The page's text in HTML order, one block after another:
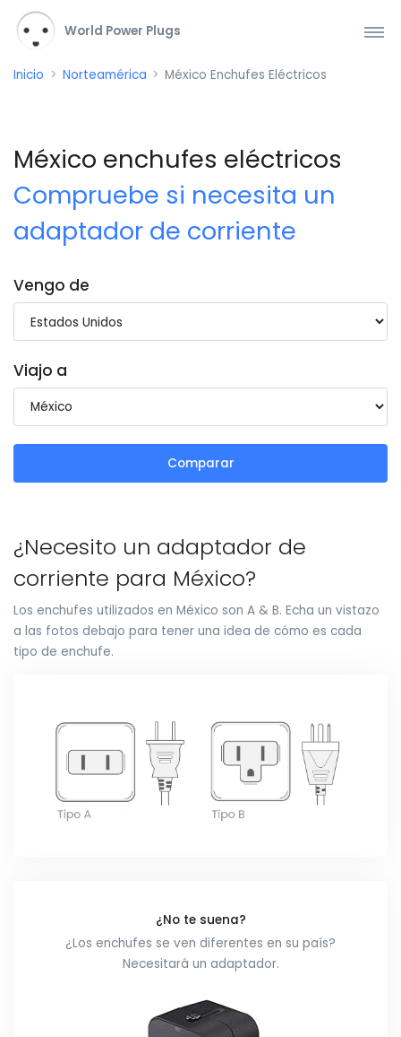
World Power Plugs
Inicio Norteamérica México Enchufes Eléctricos
México enchufes eléctricos
Compruebe si necesita un
adaptador de corriente
Vengo de
Viajo a
Comparar
¿Necesito un adaptador de
corriente para México?
Los enchufes utilizados en México son A & B. Echa un vistazo
a las fotos debajo para tener una idea de cómo es cada
tipo de enchufe.
¿No te suena?
¿Los enchufes se ven diferentes en su país?
Necesitará un adaptador.